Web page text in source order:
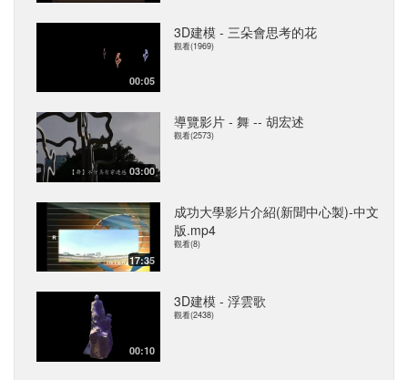
00:05
3D建模 - 三朵會思考的花
觀看(1969)
03:00
導覽影片 - 舞 -- 胡宏述
觀看(2573)
17:35
成功大學影片介紹(新聞中心製)-中文
版.mp4
觀看(8)
00:10
3D建模 - 浮雲歌
觀看(2438)